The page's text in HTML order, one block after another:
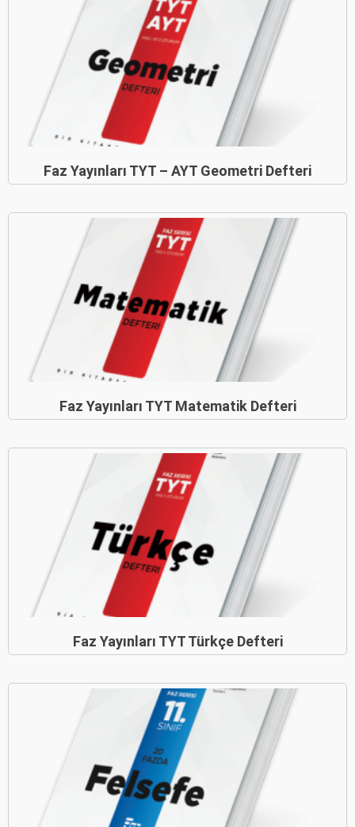
Faz Yayınları TYT – AYT Geometri Defteri
Faz Yayınları TYT Matematik Defteri
Faz Yayınları TYT Türkçe Defteri